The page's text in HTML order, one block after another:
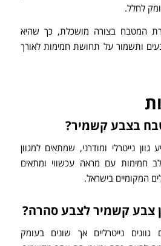
לחלל.
המטבח בצורה מושכלת, כך שהיא
ותשמור על תחושת חמימות לאורך
בצבע קשמיר?
נייטרלי ומודרני, שמתאים למגוון
חמימות עם מראה עכשווי ומתאים
המקומיים בישראל.
צבע קשמיר לצבע סהרה?
נייטרליים אך שונים בעומק